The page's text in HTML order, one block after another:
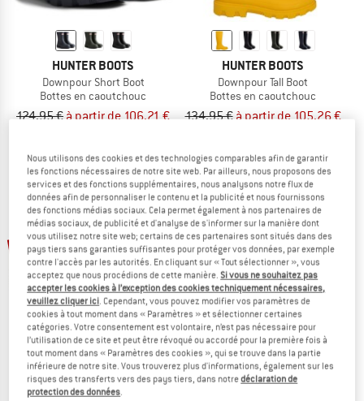
HUNTER BOOTS
Downpour Short Boot
Bottes en caoutchouc
124,95 € à partir de 106,21 €
HUNTER BOOTS
Downpour Tall Boot
Bottes en caoutchouc
134,95 € à partir de 105,26 €
Jusqu'à -18 %
HUNTER BOOTS
Downpour Chelsea
Bottes en caoutchouc
Jusqu'à -22 %
HUNTER BOOTS
Original Tall
Nous utilisons des cookies et des technologies comparables afin de garantir
les fonctions nécessaires de notre site web. Par ailleurs, nous proposons des
services et des fonctions supplémentaires, nous analysons notre flux de
données afin de personnaliser le contenu et la publicité et nous fournissons
des fonctions médias sociaux. Cela permet également à nos partenaires de
médias sociaux, de publicité et d'analyse de s'informer sur la manière dont
vous utilisez notre site web; certains de ces partenaires sont situés dans des
pays tiers sans garanties suffisantes pour protéger vos données, par exemple
contre l'accès par les autorités. En cliquant sur « Tout sélectionner », vous
acceptez que nous procédions de cette manière.Si vous ne souhaitez pas
accepter les cookies à l’exception des cookies techniquement nécessaires,
veuillez cliquer ici. Cependant, vous pouvez modifier vos paramètres de
cookies à tout moment dans « Paramètres » et sélectionner certaines
catégories. Votre consentement est volontaire, n’est pas nécessaire pour
l’utilisation de ce site et peut être révoqué ou accordé pour la première fois à
tout moment dans « Paramètres des cookies », qui se trouve dans la partie
inférieure de notre site. Vous trouverez plus d'informations, également sur les
risques des transferts vers des pays tiers, dans notredéclaration de
protection des données.